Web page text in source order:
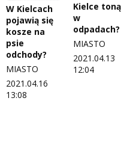
W Kielcach
pojawią się
kosze na
psie
odchody?
MIASTO
2021.04.16
13:08
Kielce toną
w
odpadach?
MIASTO
2021.04.13
12:04